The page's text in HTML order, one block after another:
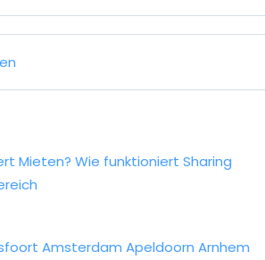
Mieten? Wie funktioniert Sharing
Amsterdam Apeldoorn Arnhem